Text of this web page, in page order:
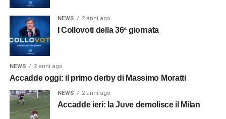
NEWS 2 anni ago
I Collovoti della 36ª giornata
NEWS 2 anni ago
Accadde oggi: il primo derby di Massimo Moratti
NEWS 2 anni ago
Accadde ieri: la Juve demolisce il Milan